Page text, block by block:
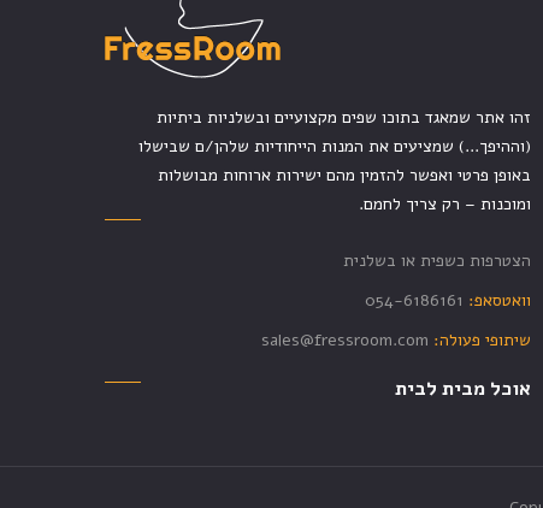
זהו אתר שמאגד בתוכו שפים מקצועיים ובשלניות ביתיות
(וההיפך...) שמציעים את המנות הייחודיות שלהן/ם שבישלו
באופן פרטי ואפשר להזמין מהם ישירות ארוחות מבושלות
ומוכנות – רק צריך לחמם.
הצטרפות כשפית או בשלנית
וואטסאפ: 054-6186161
שיתופי פעולה: sales@fressroom.com
אוכל מבית לבית